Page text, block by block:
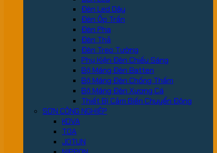
Đèn Led Dây
Đèn Ốp Trần
Đèn Pha
Đèn Thả
Đèn Treo Tường
Phụ Kiện Đèn Chiếu Sáng
Bộ Máng Đèn Batten
Bộ Máng Đèn Chống Thấm
Bộ Máng Đèn Xương Cá
Thiết Bị Cảm Biến Chuyển Động
SƠN CÔNG NGHIỆP
KOVA
TOA
JOTUN